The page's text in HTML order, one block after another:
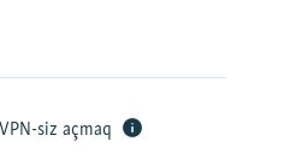
VPN-siz açmaq